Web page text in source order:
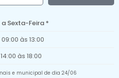
Sexta-Feira *
às 13:00
às 18:00
e municipal de dia 24/06